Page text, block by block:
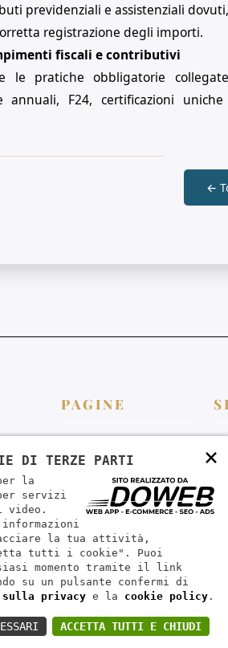
previdenziali e assistenziali
registrazione degli importi.
fiscali e contributivi
le pratiche obbligatorie
annuali, F24, certificazioni
←
PAGINE
Contatti
×
DI TERZE PARTI
la
servizi
video.
la tua attività,
tutti i cookie". Puoi
momento tramite il link
su un pulsante confermi di
privacy e la cookie policy .
ACCETTA TUTTI E CHIUDI